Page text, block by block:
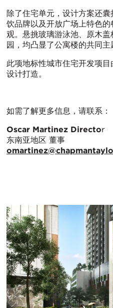
除了住宅单元，设计方案还
饮品牌以及开放广场上特色
观。悬挑玻璃游泳池、原木
园，均凸显了公寓楼的共同主
此项地标性城市住宅开发项
设计打造。
如需了解更多信息，请联系：
Oscar Martinez Director
东南亚地区 董事